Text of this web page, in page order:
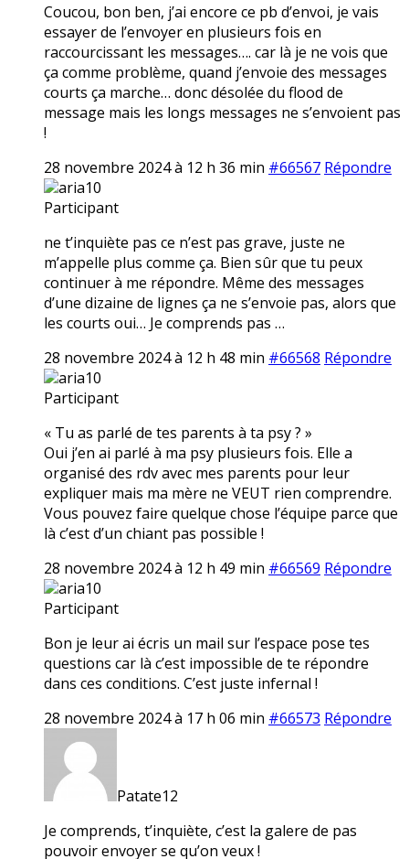
Coucou, bon ben, j’ai encore ce pb d’envoi, je vais
essayer de l’envoyer en plusieurs fois en
raccourcissant les messages…. car là je ne vois que
ça comme problème, quand j’envoie des messages
courts ça marche… donc désolée du flood de
message mais les longs messages ne s’envoient pas
!
28 novembre 2024 à 12 h 36 min #66567 Répondre
aria10
Participant
ne t’inquiète pas ce n’est pas grave, juste ne
m’appelle plus comme ça. Bien sûr que tu peux
continuer à me répondre. Même des messages
d’une dizaine de lignes ça ne s’envoie pas, alors que
les courts oui… Je comprends pas …
28 novembre 2024 à 12 h 48 min #66568 Répondre
aria10
Participant
« Tu as parlé de tes parents à ta psy ? »
Oui j’en ai parlé à ma psy plusieurs fois. Elle a
organisé des rdv avec mes parents pour leur
expliquer mais ma mère ne VEUT rien comprendre.
Vous pouvez faire quelque chose l’équipe parce que
là c’est d’un chiant pas possible !
28 novembre 2024 à 12 h 49 min #66569 Répondre
aria10
Participant
Bon je leur ai écris un mail sur l’espace pose tes
questions car là c’est impossible de te répondre
dans ces conditions. C’est juste infernal !
28 novembre 2024 à 17 h 06 min #66573 Répondre
Patate12
Je comprends, t’inquiète, c’est la galere de pas
pouvoir envoyer se qu’on veux !